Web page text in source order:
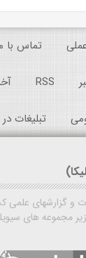
تماس با
RSS
تبلیغات
و گزارشهای علمی
مجموعه های